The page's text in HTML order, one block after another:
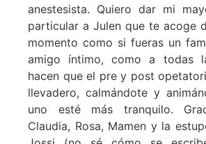
anestesista. Quiero dar mi
particular a Julen que te acoge
momento como si fueras un
amigo íntimo, como a todas
hacen que el pre y post
llevadero, calmándote y
uno esté más tranquilo.
Claudia, Rosa, Mamen y la